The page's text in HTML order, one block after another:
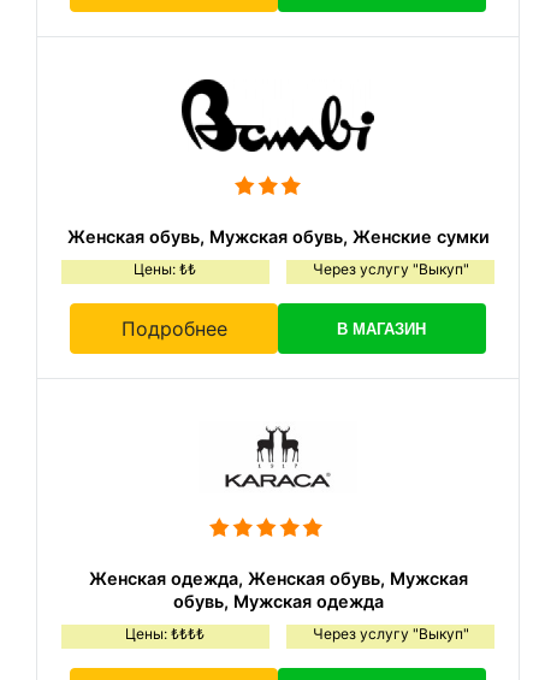
Женская обувь, Мужская обувь, Женские сумки
Цены: ₺₺ Через услугу "Выкуп"
Подробнее В МАГАЗИН
Женская одежда, Женская обувь, Мужская
обувь, Мужская одежда
Цены: ₺₺₺₺ Через услугу "Выкуп"